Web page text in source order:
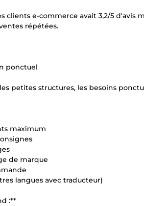
clients e-commerce avait 3,2/5 d'avis
répétées.
ponctuel
petites structures, les besoins
maximum
de marque
langues avec traducteur)
:**